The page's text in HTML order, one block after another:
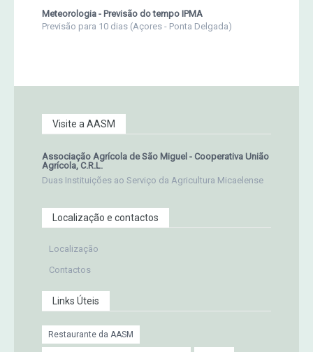
Meteorologia - Previsão do tempo IPMA
Previsão para 10 dias (Açores - Ponta Delgada)
Visite a AASM
Associação Agrícola de São Miguel - Cooperativa União
Agrícola, C.R.L.
Duas Instituições ao Serviço da Agricultura Micaelense
Localização e contactos
Localização
Contactos
Links Úteis
Restaurante da AASM